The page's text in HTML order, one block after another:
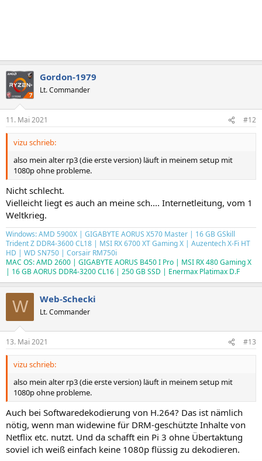
Gordon-1979
Lt. Commander
11. Mai 2021 #12
vizu schrieb:
also mein alter rp3 (die erste version) läuft in meinem setup mit
1080p ohne probleme.
Nicht schlecht.
Vielleicht liegt es auch an meine sch.... Internetleitung, vom 1
Weltkrieg.
Windows: AMD 5900X | GIGABYTE AORUS X570 Master | 16 GB GSkill
Trident Z DDR4-3600 CL18 | MSI RX 6700 XT Gaming X | Auzentech X-Fi HT
HD | WD SN750 | Corsair RM750i
MAC OS: AMD 2600 | GIGABYTE AORUS B450 I Pro | MSI RX 480 Gaming X
| 16 GB AORUS DDR4-3200 CL16 | 250 GB SSD | Enermax Platimax D.F
W Web-Schecki
Lt. Commander
13. Mai 2021 #13
vizu schrieb:
also mein alter rp3 (die erste version) läuft in meinem setup mit
1080p ohne probleme.
Auch bei Softwaredekodierung von H.264? Das ist nämlich
nötig, wenn man widewine für DRM-geschützte Inhalte von
Netflix etc. nutzt. Und da schafft ein Pi 3 ohne Übertaktung
soviel ich weiß einfach keine 1080p flüssig zu dekodieren.